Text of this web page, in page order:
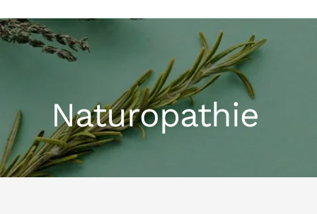
Naturopathie